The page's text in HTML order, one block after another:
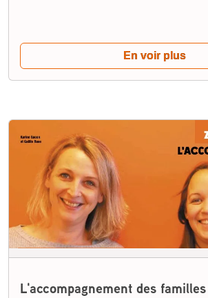
En voir plus
L'accompagnement des familles